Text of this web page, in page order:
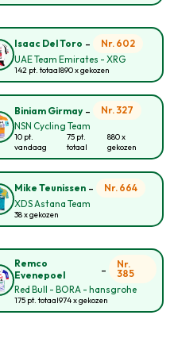
Isaac Del Toro -
Nr. 602
UAE Team Emirates - XRG
142 pt. totaal890 x gekozen
Biniam Girmay-
Nr. 327
NSN Cycling Team
10 pt.
vandaag
75 pt.
totaal
880 x
gekozen
Mike Teunissen-
Nr. 664
XDS Astana Team
38 x gekozen
Remco
Evenepoel
-
Nr.
385
Red Bull - BORA - hansgrohe
175 pt. totaal974 x gekozen